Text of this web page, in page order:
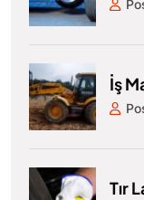
İş
Tır